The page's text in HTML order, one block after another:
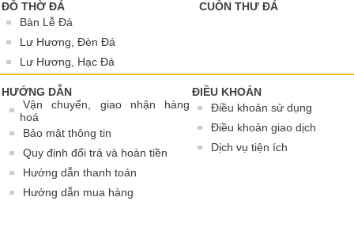
ĐỒ THỜ ĐÁ
Bàn Lễ Đá
Lư Hương, Đèn Đá
Lư Hương, Hạc Đá
CUỐN THƯ ĐÁ
HƯỚNG DẪN
Vận chuyển, giao nhận hàng
hoá
Bảo mật thông tin
Quy định đổi trả và hoàn tiền
Hướng dẫn thanh toán
Hướng dẫn mua hàng
ĐIỀU KHOẢN
Điều khoản sử dụng
Điều khoản giao dịch
Dịch vụ tiện ích